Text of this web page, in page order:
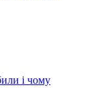
і чому